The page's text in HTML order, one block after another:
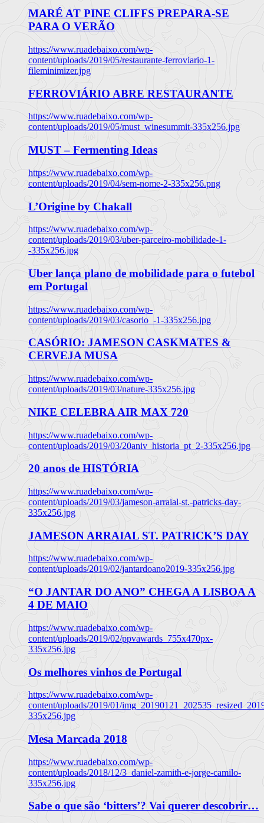
MARÉ AT PINE CLIFFS PREPARA-SE
PARA O VERÃO
https://www.ruadebaixo.com/wp-
content/uploads/2019/05/restaurante-ferroviario-1-
fileminimizer.jpg
FERROVIÁRIO ABRE RESTAURANTE
https://www.ruadebaixo.com/wp-
content/uploads/2019/05/must_winesummit-335x256.jpg
MUST – Fermenting Ideas
https://www.ruadebaixo.com/wp-
content/uploads/2019/04/sem-nome-2-335x256.png
L’Origine by Chakall
https://www.ruadebaixo.com/wp-
content/uploads/2019/03/uber-parceiro-mobilidade-1-
-335x256.jpg
Uber lança plano de mobilidade para o futebol
em Portugal
https://www.ruadebaixo.com/wp-
content/uploads/2019/03/casorio_-1-335x256.jpg
CASÓRIO: JAMESON CASKMATES &
CERVEJA MUSA
https://www.ruadebaixo.com/wp-
content/uploads/2019/03/nature-335x256.jpg
NIKE CELEBRA AIR MAX 720
https://www.ruadebaixo.com/wp-
content/uploads/2019/03/20aniv_historia_pt_2-335x256.jpg
20 anos de HISTÓRIA
https://www.ruadebaixo.com/wp-
content/uploads/2019/03/jameson-arraial-st.-patricks-day-
335x256.jpg
JAMESON ARRAIAL ST. PATRICK’S DAY
https://www.ruadebaixo.com/wp-
content/uploads/2019/02/jantardoano2019-335x256.jpg
“O JANTAR DO ANO” CHEGA A LISBOA A
4 DE MAIO
https://www.ruadebaixo.com/wp-
content/uploads/2019/02/ppvawards_755x470px-
335x256.jpg
Os melhores vinhos de Portugal
https://www.ruadebaixo.com/wp-
content/uploads/2019/01/
335x256.jpg
Mesa Marcada 2018
https://www.ruadebaixo.com/wp-
content/uploads/2018/12/3_daniel-zamith-e-jorge-camilo-
335x256.jpg
Sabe o que são ‘bitters’? Vai querer descobrir…